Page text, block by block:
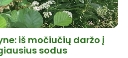
iš močiučių daržo į
sodus